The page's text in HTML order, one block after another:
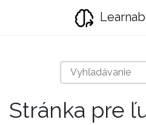
Stránka pre